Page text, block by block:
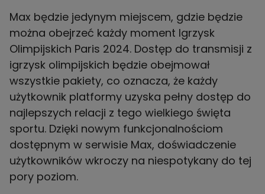
Max będzie jedynym miejscem, gdzie będzie
można obejrzeć każdy moment Igrzysk
Olimpijskich Paris 2024. Dostęp do transmisji z
igrzysk olimpijskich będzie obejmował
wszystkie pakiety, co oznacza, że każdy
użytkownik platformy uzyska pełny dostęp do
najlepszych relacji z tego wielkiego święta
sportu. Dzięki nowym funkcjonalnościom
dostępnym w serwisie Max, doświadczenie
użytkowników wkroczy na niespotykany do tej
pory poziom.